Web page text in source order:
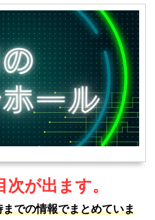
が出ます。
での情報でまとめていま